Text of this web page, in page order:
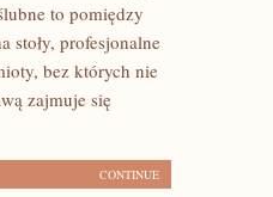
to pomiędzy
stoły, profesjonalne
bez których nie
zajmuje się
CONTINUE